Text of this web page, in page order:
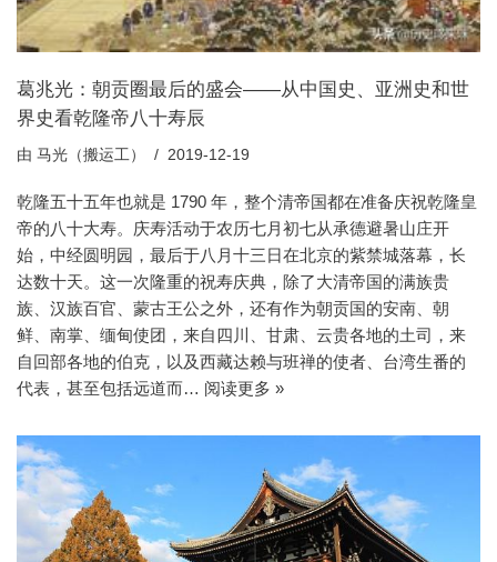
葛兆光：朝贡圈最后的盛会——从中国史、亚洲史和世
界史看乾隆帝八十寿辰
由 马光（搬运工） 2019-12-19
乾隆五十五年也就是 1790 年，整个清帝国都在准备庆祝乾隆皇
帝的八十大寿。庆寿活动于农历七月初七从承德避暑山庄开
始，中经圆明园，最后于八月十三日在北京的紫禁城落幕，长
达数十天。这一次隆重的祝寿庆典，除了大清帝国的满族贵
族、汉族百官、蒙古王公之外，还有作为朝贡国的安南、朝
鲜、南掌、缅甸使团，来自四川、甘肃、云贵各地的土司，来
自回部各地的伯克，以及西藏达赖与班禅的使者、台湾生番的
代表，甚至包括远道而… 阅读更多 »